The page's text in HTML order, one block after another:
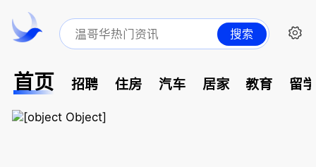
搜索
首页 招聘 住房 汽车 居家 教育 留